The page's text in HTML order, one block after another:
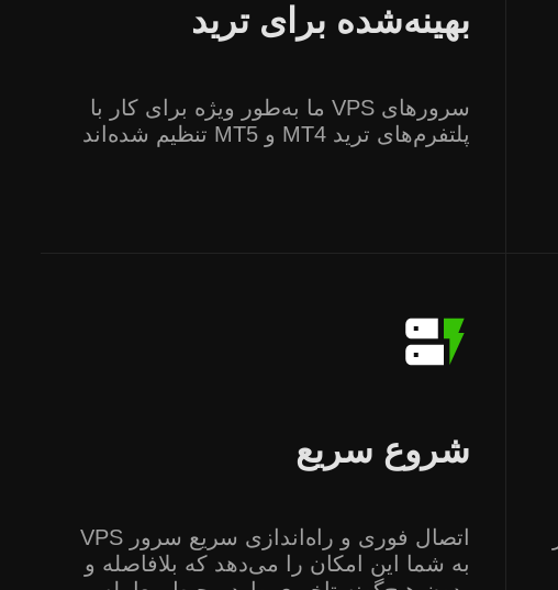
بهینه‌شده برای ترید
سرورهای VPS ما به‌طور ویژه برای کار با
پلتفرم‌های ترید MT4 و MT5 تنظیم شده‌اند
شروع سریع
اتصال فوری و راه‌اندازی سریع سرور VPS
به شما این امکان را می‌دهد که بلافاصله و